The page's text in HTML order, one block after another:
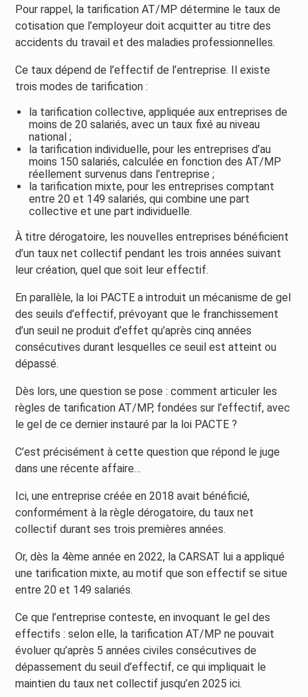
Pour rappel, la tarification AT/MP détermine le taux de
cotisation que l’employeur doit acquitter au titre des
accidents du travail et des maladies professionnelles.
Ce taux dépend de l’effectif de l’entreprise. Il existe
trois modes de tarification :
la tarification collective, appliquée aux entreprises de
moins de 20 salariés, avec un taux fixé au niveau
national ;
la tarification individuelle, pour les entreprises d’au
moins 150 salariés, calculée en fonction des AT/MP
réellement survenus dans l’entreprise ;
la tarification mixte, pour les entreprises comptant
entre 20 et 149 salariés, qui combine une part
collective et une part individuelle.
À titre dérogatoire, les nouvelles entreprises bénéficient
d’un taux net collectif pendant les trois années suivant
leur création, quel que soit leur effectif.
En parallèle, la loi PACTE a introduit un mécanisme de gel
des seuils d’effectif, prévoyant que le franchissement
d’un seuil ne produit d’effet qu’après cinq années
consécutives durant lesquelles ce seuil est atteint ou
dépassé.
Dès lors, une question se pose : comment articuler les
règles de tarification AT/MP, fondées sur l’effectif, avec
le gel de ce dernier instauré par la loi PACTE ?
C’est précisément à cette question que répond le juge
dans une récente affaire…
Ici, une entreprise créée en 2018 avait bénéficié,
conformément à la règle dérogatoire, du taux net
collectif durant ses trois premières années.
Or, dès la 4ème année en 2022, la CARSAT lui a appliqué
une tarification mixte, au motif que son effectif se situe
entre 20 et 149 salariés.
Ce que l’entreprise conteste, en invoquant le gel des
effectifs : selon elle, la tarification AT/MP ne pouvait
évoluer qu’après 5 années civiles consécutives de
dépassement du seuil d’effectif, ce qui impliquait le
maintien du taux net collectif jusqu’en 2025 ici.